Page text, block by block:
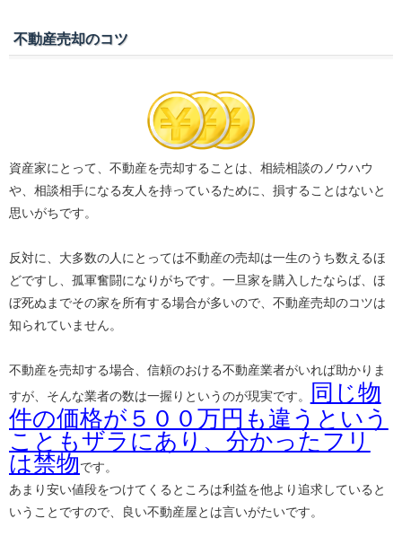
不動産売却のコツ
資産家にとって、不動産を売却することは、相続相談のノウハウ
や、相談相手になる友人を持っているために、損することはないと
思いがちです。
反対に、大多数の人にとっては不動産の売却は一生のうち数えるほ
どですし、孤軍奮闘になりがちです。一旦家を購入したならば、ほ
ぼ死ぬまでその家を所有する場合が多いので、不動産売却のコツは
知られていません。
不動産を売却する場合、信頼のおける不動産業者がいれば助かりま
すが、そんな業者の数は一握りというのが現実です。
同じ物
件の価格が５００万円も違うという
こともザラにあり、分かったフリ
は禁物です。
あまり安い値段をつけてくるところは利益を他より追求していると
いうことですので、良い不動産屋とは言いがたいです。